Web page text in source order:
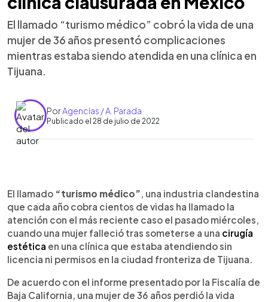
El llamado “turismo médico” cobró la vida de una
mujer de 36 años presentó complicaciones
mientras estaba siendo atendida en una clínica en
Tijuana.
PorAgencias / A. Parada
Publicado el 28 de julio de 2022
Escuchar artículo
El llamado “turismo médico”, una industria clandestina
que cada año cobra cientos de vidas ha llamado la
atención con el más reciente caso el pasado miércoles,
cuando una mujer falleció tras someterse a una cirugía
estética en una clínica que estaba atendiendo sin
licencia ni permisos en la ciudad fronteriza de Tijuana.
De acuerdo con el informe presentado por la Fiscalía de
Baja California, una mujer de 36 años perdió la vida